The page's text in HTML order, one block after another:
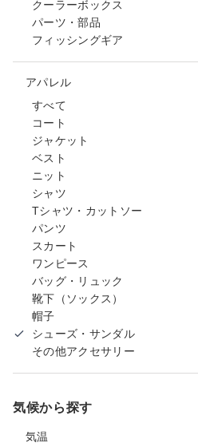
クーラーボックス
パーツ・部品
フィッシングギア
アパレル
すべて
コート
ジャケット
ベスト
ニット
シャツ
Tシャツ・カットソー
パンツ
スカート
ワンピース
バッグ・リュック
靴下（ソックス）
帽子
シューズ・サンダル
その他アクセサリー
気候から探す
気温